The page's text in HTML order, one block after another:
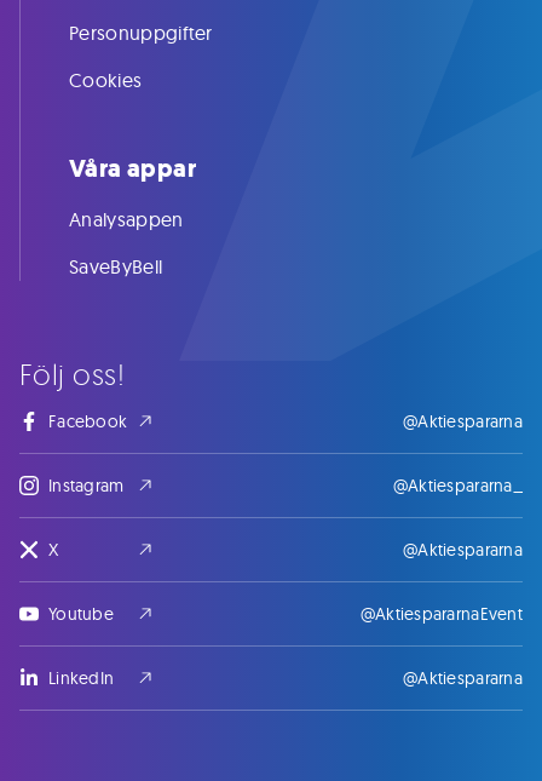
Följ oss!
Facebook @Aktiespararna
Instagram @Aktiespararna_
X @Aktiespararna
Youtube @AktiespararnaEvent
LinkedIn @Aktiespararna
Personuppgifter
Cookies
Våra appar
Analysappen
SaveByBell